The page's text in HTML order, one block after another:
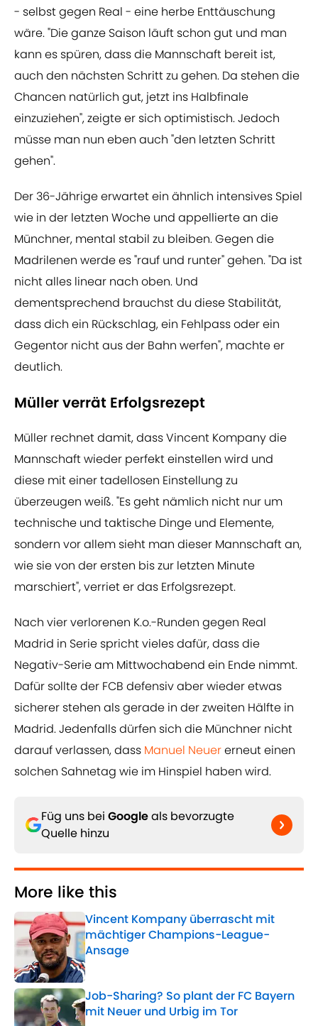
- selbst gegen Real - eine herbe Enttäuschung
wäre. "Die ganze Saison läuft schon gut und man
kann es spüren, dass die Mannschaft bereit ist,
auch den nächsten Schritt zu gehen. Da stehen die
Chancen natürlich gut, jetzt ins Halbfinale
einzuziehen", zeigte er sich optimistisch. Jedoch
müsse man nun eben auch "den letzten Schritt
gehen".
Der 36-Jährige erwartet ein ähnlich intensives Spiel
wie in der letzten Woche und appellierte an die
Münchner, mental stabil zu bleiben. Gegen die
Madrilenen werde es "rauf und runter" gehen. "Da ist
nicht alles linear nach oben. Und
dementsprechend brauchst du diese Stabilität,
dass dich ein Rückschlag, ein Fehlpass oder ein
Gegentor nicht aus der Bahn werfen", machte er
deutlich.
Müller verrät Erfolgsrezept
Müller rechnet damit, dass Vincent Kompany die
Mannschaft wieder perfekt einstellen wird und
diese mit einer tadellosen Einstellung zu
überzeugen weiß. "Es geht nämlich nicht nur um
technische und taktische Dinge und Elemente,
sondern vor allem sieht man dieser Mannschaft an,
wie sie von der ersten bis zur letzten Minute
marschiert", verriet er das Erfolgsrezept.
Nach vier verlorenen K.o.-Runden gegen Real
Madrid in Serie spricht vieles dafür, dass die
Negativ-Serie am Mittwochabend ein Ende nimmt.
Dafür sollte der FCB defensiv aber wieder etwas
sicherer stehen als gerade in der zweiten Hälfte in
Madrid. Jedenfalls dürfen sich die Münchner nicht
darauf verlassen, dass Manuel Neuererneut einen
solchen Sahnetag wie im Hinspiel haben wird.
Füg uns bei Googleals bevorzugte
Quelle hinzu
More like this
Vincent Kompany überrascht mit
mächtiger Champions-League-
Ansage
Published by on Invalid Date
Job-Sharing? So plant der FC Bayern
mit Neuer und Urbig im Tor